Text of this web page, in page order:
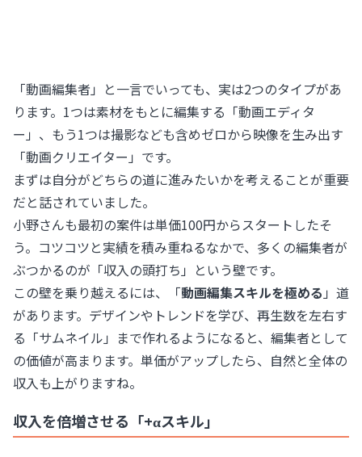
「動画編集者」と一言でいっても、実は2つのタイプがあ
ります。1つは素材をもとに編集する「動画エディタ
ー」、もう1つは撮影なども含めゼロから映像を生み出す
「動画クリエイター」です。
まずは自分がどちらの道に進みたいかを考えることが重要
だと話されていました。
小野さんも最初の案件は単価100円からスタートしたそ
う。コツコツと実績を積み重ねるなかで、多くの編集者が
ぶつかるのが「収入の頭打ち」という壁です。
この壁を乗り越えるには、「動画編集スキルを極める 」道
があります。デザインやトレンドを学び、再生数を左右す
る「サムネイル」まで作れるようになると、編集者として
の価値が高まります。単価がアップしたら、自然と全体の
収入も上がりますね。
収入を倍増させる「+αスキル」